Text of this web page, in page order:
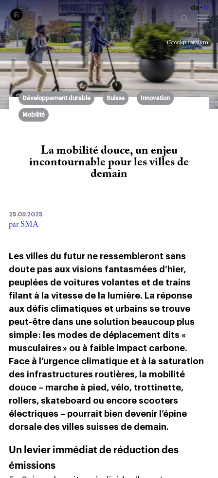
de fr
iStockphoto/vm
Développement durable Suisse Innovation
Mobilité
La mobilité douce, un enjeu
incontournable pour les villes de
demain
25.09.2025
par SMA
Les villes du futur ne ressembleront sans
doute pas aux visions fantasmées d’hier,
peuplées de voitures volantes et de trains
filant à la vitesse de la lumière. La réponse
aux défis climatiques et urbains se trouve
peut-être dans une solution beaucoup plus
simple : les modes de déplacement dits «
musculaires » ou à faible impact carbone.
Face à l’urgence climatique et à la saturation
des infrastructures routières, la mobilité
douce – marche à pied, vélo, trottinette,
rollers, skateboard ou encore scooters
électriques – pourrait bien devenir l’épine
dorsale des villes suisses de demain.
Un levier immédiat de réduction des
émissions